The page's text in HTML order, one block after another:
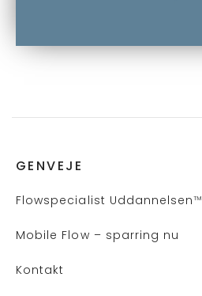
GENVEJE
Flowspecialist Uddannelsen™
Mobile Flow – sparring nu
Kontakt